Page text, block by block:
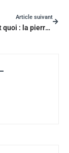
Article suivant
Travertin c’est quoi : la pierre naturelle idéale pour sols intérieurs